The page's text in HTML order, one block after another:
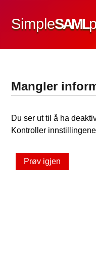
SimpleSAML
Mangler
Du ser ut til å ha
Kontroller
Prøv igjen